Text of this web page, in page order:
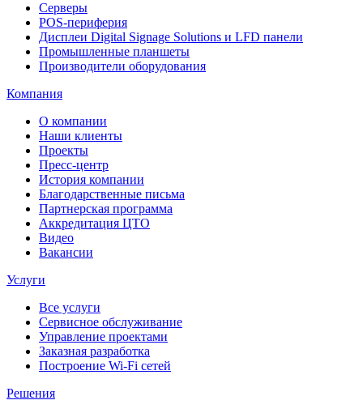
Серверы
POS-периферия
Дисплеи Digital Signage Solutions и LFD панели
Промышленные планшеты
Производители оборудования
Компания
О компании
Наши клиенты
Проекты
Пресс-центр
История компании
Благодарственные письма
Партнерская программа
Аккредитация ЦТО
Видео
Вакансии
Услуги
Все услуги
Сервисное обслуживание
Управление проектами
Заказная разработка
Построение Wi-Fi сетей
Решения